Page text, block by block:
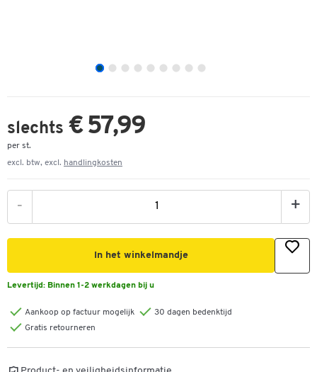
slechts € 57,99
per st.
excl. btw, excl. handlingkosten
- +
In het winkelmandje
Levertijd: Binnen 1-2 werkdagen bij u
Aankoop op factuur mogelijk
30 dagen bedenktijd
Gratis retourneren